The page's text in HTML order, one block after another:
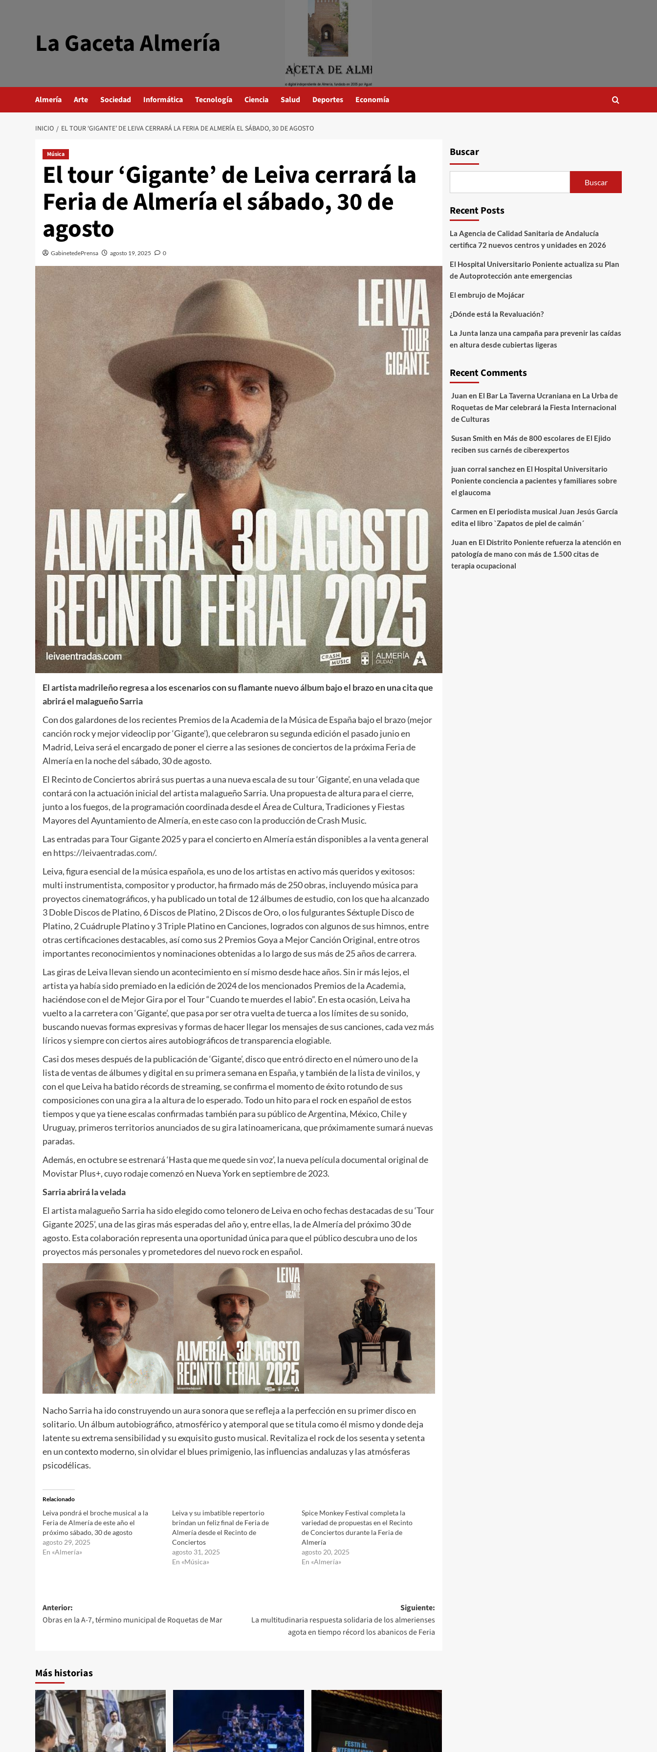
La Gaceta Almería
Almería Arte Sociedad Informática Tecnología Ciencia Salud Deportes Economía
INICIO EL TOUR ‘GIGANTE’ DE LEIVA CERRARÁ LA FERIA DE ALMERÍA EL SÁBADO, 30 DE AGOSTO
Música
El tour ‘Gigante’ de Leiva cerrará la
Feria de Almería el sábado, 30 de
agosto
GabinetedePrensa agosto 19, 2025 0
El artista madrileño regresa a los escenarios con su flamante nuevo álbum bajo el brazo en una cita que
abrirá el malagueño Sarria
Con dos galardones de los recientes Premios de la Academia de la Música de España bajo el brazo (mejor
canción rock y mejor videoclip por ‘Gigante’), que celebraron su segunda edición el pasado junio en
Madrid, Leiva será el encargado de poner el cierre a las sesiones de conciertos de la próxima Feria de
Almería en la noche del sábado, 30 de agosto.
El Recinto de Conciertos abrirá sus puertas a una nueva escala de su tour ‘Gigante’, en una velada que
contará con la actuación inicial del artista malagueño Sarria. Una propuesta de altura para el cierre,
junto a los fuegos, de la programación coordinada desde el Área de Cultura, Tradiciones y Fiestas
Mayores del Ayuntamiento de Almería, en este caso con la producción de Crash Music.
Las entradas para Tour Gigante 2025 y para el concierto en Almería están disponibles a la venta general
en https://leivaentradas.com/.
Leiva, figura esencial de la música española, es uno de los artistas en activo más queridos y exitosos:
multi instrumentista, compositor y productor, ha firmado más de 250 obras, incluyendo música para
proyectos cinematográficos, y ha publicado un total de 12 álbumes de estudio, con los que ha alcanzado
3 Doble Discos de Platino, 6 Discos de Platino, 2 Discos de Oro, o los fulgurantes Séxtuple Disco de
Platino, 2 Cuádruple Platino y 3 Triple Platino en Canciones, logrados con algunos de sus himnos, entre
otras certificaciones destacables, así como sus 2 Premios Goya a Mejor Canción Original, entre otros
importantes reconocimientos y nominaciones obtenidas a lo largo de sus más de 25 años de carrera.
Las giras de Leiva llevan siendo un acontecimiento en sí mismo desde hace años. Sin ir más lejos, el
artista ya había sido premiado en la edición de 2024 de los mencionados Premios de la Academia,
haciéndose con el de Mejor Gira por el Tour “Cuando te muerdes el labio”. En esta ocasión, Leiva ha
vuelto a la carretera con ‘Gigante’, que pasa por ser otra vuelta de tuerca a los límites de su sonido,
buscando nuevas formas expresivas y formas de hacer llegar los mensajes de sus canciones, cada vez más
líricos y siempre con ciertos aires autobiográficos de transparencia elogiable.
Casi dos meses después de la publicación de ‘Gigante’, disco que entró directo en el número uno de la
lista de ventas de álbumes y digital en su primera semana en España, y también de la lista de vinilos, y
con el que Leiva ha batido récords de streaming, se confirma el momento de éxito rotundo de sus
composiciones con una gira a la altura de lo esperado. Todo un hito para el rock en español de estos
tiempos y que ya tiene escalas confirmadas también para su público de Argentina, México, Chile y
Uruguay, primeros territorios anunciados de su gira latinoamericana, que próximamente sumará nuevas
paradas.
Además, en octubre se estrenará ‘Hasta que me quede sin voz’, la nueva película documental original de
Movistar Plus+, cuyo rodaje comenzó en Nueva York en septiembre de 2023.
Sarria abrirá la velada
El artista malagueño Sarria ha sido elegido como telonero de Leiva en ocho fechas destacadas de su ‘Tour
Gigante 2025’, una de las giras más esperadas del año y, entre ellas, la de Almería del próximo 30 de
agosto. Esta colaboración representa una oportunidad única para que el público descubra uno de los
proyectos más personales y prometedores del nuevo rock en español.
Nacho Sarria ha ido construyendo un aura sonora que se refleja a la perfección en su primer disco en
solitario. Un álbum autobiográfico, atmosférico y atemporal que se titula como él mismo y donde deja
latente su extrema sensibilidad y su exquisito gusto musical. Revitaliza el rock de los sesenta y setenta
en un contexto moderno, sin olvidar el blues primigenio, las influencias andaluzas y las atmósferas
psicodélicas.
Relacionado
Leiva pondrá el broche musical a la
Feria de Almería de este año el
próximo sábado, 30 de agosto
agosto 29, 2025
En «Almería»
Leiva y su imbatible repertorio
brindan un feliz final de Feria de
Almería desde el Recinto de
Conciertos
agosto 31, 2025
En «Música»
Spice Monkey Festival completa la
variedad de propuestas en el Recinto
de Conciertos durante la Feria de
Almería
agosto 20, 2025
En «Almería»
Navegación
de
Anterior:
Obras en la A-7, término municipal de Roquetas de Mar
Siguiente:
La multitudinaria respuesta solidaria de los almerienses
agota en tiempo récord los abanicos de Feria
Más historias
Buscar
Buscar
Recent Posts
La Agencia de Calidad Sanitaria de Andalucía
certifica 72 nuevos centros y unidades en 2026
El Hospital Universitario Poniente actualiza su Plan
de Autoprotección ante emergencias
El embrujo de Mojácar
¿Dónde está la Revaluación?
La Junta lanza una campaña para prevenir las caídas
en altura desde cubiertas ligeras
Recent Comments
Juan en El Bar La Taverna Ucraniana en La Urba de
Roquetas de Mar celebrará la Fiesta Internacional
de Culturas
Susan Smith en Más de 800 escolares de El Ejido
reciben sus carnés de ciberexpertos
juan corral sanchezen El Hospital Universitario
Poniente conciencia a pacientes y familiares sobre
el glaucoma
Carmen en El periodista musical Juan Jesús García
edita el libro `Zapatos de piel de caimán´
Juan en El Distrito Poniente refuerza la atención en
patología de mano con más de 1.500 citas de
terapia ocupacional